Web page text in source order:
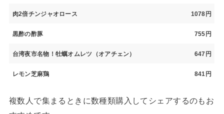
肉2倍チンジャオロース 1078円
黒酢の酢豚 755円
台湾夜市名物！牡蠣オムレツ（オアチェン） 647円
レモン芝麻鶏 841円
複数人で集まるときに数種類購入してシェアするのもお